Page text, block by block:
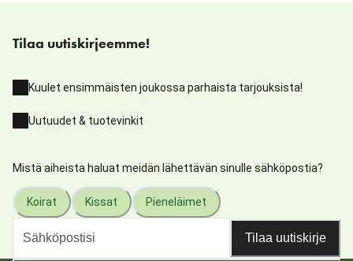
Tilaa uutiskirjeemme!
Kuulet ensimmäisten joukossa parhaista tarjouksista!
Uutuudet & tuotevinkit
Mistä aiheista haluat meidän lähettävän sinulle sähköpostia?
Koirat Kissat Pieneläimet
Tilaa uutiskirje